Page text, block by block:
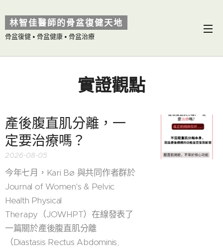
林智佳醫師的骨盆復健天地
骨盆復健 • 骨盆健康 • 骨盆治療
實證觀點
產後腹直肌分離，一
定要治療嗎？
2026-08-05
今年七月，Kari Bø 與共同作者群於
Journal of Women's & Pelvic
Health Physical
Therapy（JOWHPT）在線發表了
一篇關於產後腹直肌分離
（Diastasis Rectus Abdominis,